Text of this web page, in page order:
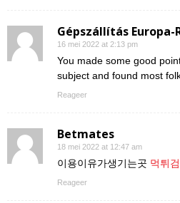
Gépszállítás Europa-
16 mei 2022 at 2:13 pm
You made some good
subject and found most
Reageer
Betmates
18 mei 2022 at 12:47 am
이용이유가생기는곳 먹튀
Reageer